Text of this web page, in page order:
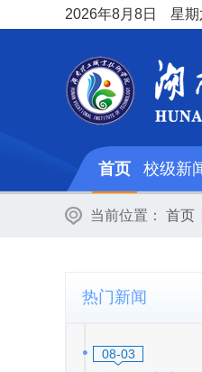
2026年8月8日 星期
首页 校级新
当前位置： 首页
热门新闻